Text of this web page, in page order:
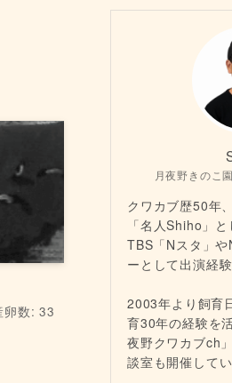
卵数: 33
月夜野きのこ
クワカブ歴50年
「名人Shiho」と
TBS「Nスタ」
ーとして出演経験
2003年より飼育
育30年の経験を
夜野クワカブch
談室も開催してい